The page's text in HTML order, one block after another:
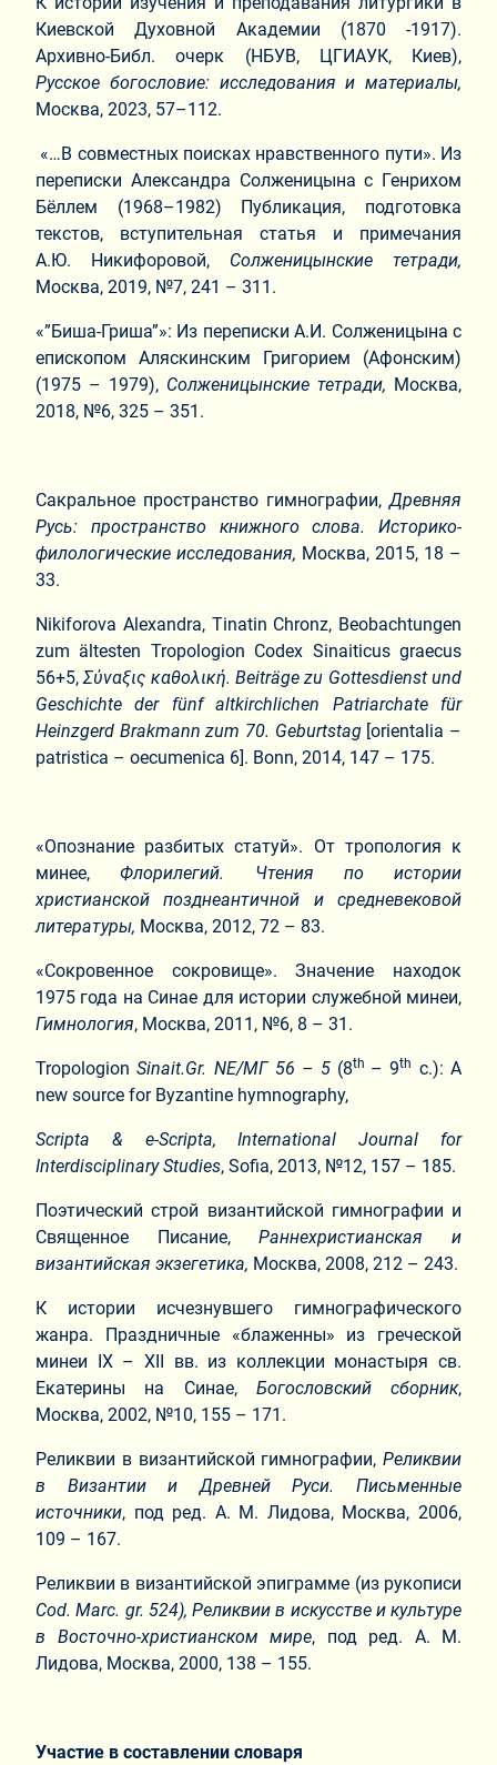
Киевской Духовной Академии (1870 -1917).
Архивно-Библ. очерк (НБУВ, ЦГИАУК, Киев),
Русское богословие: исследования и материалы,
Москва, 2023, 57–112.
«…В совместных поисках нравственного пути». Из
переписки Александра Солженицына с Генрихом
Бёллем (1968–1982) Публикация, подготовка
текстов, вступительная статья и примечания
А.Ю. Никифоровой, Солженицынские тетради,
Москва, 2019, №7, 241 – 311.
«”Биша-Гриша”»: Из переписки А.И. Солженицына с
епископом Аляскинским Григорием (Афонским)
(1975 – 1979), Солженицынские тетради, Москва,
2018, №6, 325 – 351.
Сакральное пространство гимнографии,Древняя
Русь: пространство книжного слова. Историко-
филологические исследования, Москва, 2015, 18 –
33.
Nikiforova Alexandra, Tinatin Chronz, Beobachtungen
zum ältesten Tropologion Codex Sinaiticus graecus
56+5,Σύναξις καθολική.Beiträge zu Gottesdienst und
Geschichte der fünf altkirchlichen Patriarchate für
Heinzgerd Brakmann zum 70. Geburtstag[orientalia –
patristica – oecumenica 6]. Bonn, 2014, 147 – 175.
«Опознание разбитых статуй». От тропология к
минее,Флорилегий. Чтения по истории
христианской позднеантичной и средневековой
литературы, Москва, 2012, 72 – 83.
«Сокровенное сокровище». Значение находок
1975 года на Синае для истории служебной минеи,
Гимнология, Москва, 2011, №6, 8 – 31.
TropologionSinait.Gr. ΝΕ/ΜΓ56 – 5(8th – 9th c.): A
new source for Byzantine hymnography,
Scripta & e-Scripta,
International Journal for
Interdisciplinary Studies, Sofia, 2013, №12, 157 – 185.
Поэтический строй византийской гимнографии и
Священное Писание,Раннехристианская и
византийская экзегетика, Москва, 2008, 212 – 243.
К истории исчезнувшего гимнографического
жанра. Праздничные «блаженны» из греческой
минеи IX – XII вв. из коллекции монастыря св.
Екатерины на Синае, Богословский сборник,
Москва, 2002, №10, 155 – 171.
Реликвии в византийской гимнографии, Реликвии
в Византии и Древней Руси. Письменные
источники, под ред. А. М. Лидова, Москва, 2006,
109 – 167.
Реликвии в византийской эпиграмме (из рукописи
Cod. Marc. gr. 524), Реликвии в искусстве и культуре
в Восточно-христианском мире, под ред. А. М.
Лидова, Москва, 2000, 138 – 155.
Участие в составлении словаря